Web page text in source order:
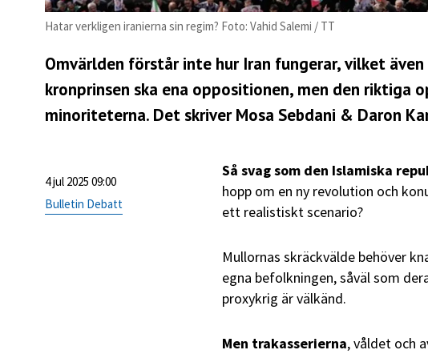
Hatar verkligen iranierna sin regim? Foto: Vahid Salemi / TT
Omvärlden förstår inte hur Iran fungerar, vilket
kronprinsen ska ena oppositionen, men den riktiga
minoriteterna. Det skriver Mosa Sebdani & Daron
4 jul 2025 09:00
Bulletin Debatt
Så svag som den Islamiska
hopp om en ny revolution och
ett realistiskt scenario?
Mullornas skräckvälde behöver
egna befolkningen, såväl som
proxykrig är välkänd.
Men trakasserierna, våldet och